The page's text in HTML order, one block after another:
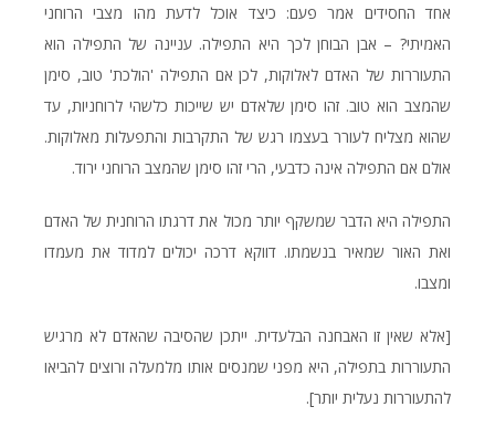
אחד החסידים אמר פעם: כיצד אוכל לדעת מהו מצבי הרוחני
האמיתי? – אבן הבוחן לכך היא התפילה. עניינה של התפילה הוא
התעוררות של האדם לאלוקות, לכן אם התפילה 'הולכת' טוב, סימן
שהמצב הוא טוב. זהו סימן שלאדם יש שייכות כלשהי לרוחניות, עד
שהוא מצליח לעורר בעצמו רגש של התקרבות והתפעלות מאלוקות.
אולם אם התפילה אינה כדבעי, הרי זהו סימן שהמצב הרוחני ירוד.
התפילה היא הדבר שמשקף יותר מכול את דרגתו הרוחנית של האדם
ואת האור שמאיר בנשמתו. דווקא דרכה יכולים למדוד את מעמדו
ומצבו.
[אלא שאין זו האבחנה הבלעדית. ייתכן שהסיבה שהאדם לא מרגיש
התעוררות בתפילה, היא מפני שמנסים אותו מלמעלה ורוצים להביאו
להתעוררות נעלית יותר].